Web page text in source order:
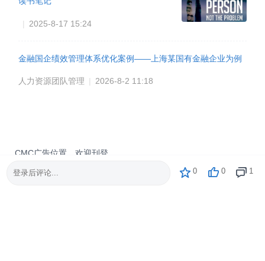
| 2025-8-17 15:24
金融国企绩效管理体系优化案例——上海某国有金融企业为例
人力资源团队管理 | 2026-8-2 11:18
登录后评论... 0 0 1
CMC广告位置，欢迎刊登